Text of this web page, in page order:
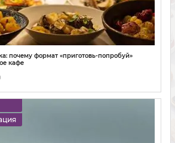
почему формат «приготовь-попробуй»
кафе